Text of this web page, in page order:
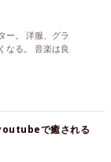
ー。 洋服、グラ
なる。 音楽は良
で癒される